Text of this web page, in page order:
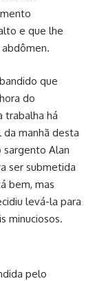
e que lhe
que
do
trabalha há
manhã desta
sargento Alan
ser submetida
bem, mas
levá-la para
minuciosos.
pelo